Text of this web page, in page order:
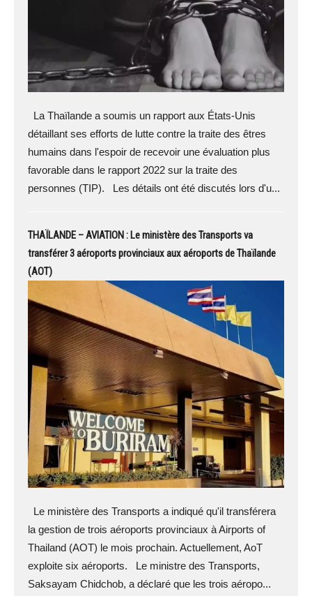
La Thaïlande a soumis un rapport aux États-Unis
détaillant ses efforts de lutte contre la traite des êtres
humains dans l'espoir de recevoir une évaluation plus
favorable dans le rapport 2022 sur la traite des
personnes (TIP). Les détails ont été discutés lors d'u...
THAÏLANDE – AVIATION : Le ministère des Transports va
transférer 3 aéroports provinciaux aux aéroports de Thaïlande
(AOT)
Le ministère des Transports a indiqué qu'il transférera
la gestion de trois aéroports provinciaux à Airports of
Thailand (AOT) le mois prochain. Actuellement, AoT
exploite six aéroports. Le ministre des Transports,
Saksayam Chidchob, a déclaré que les trois aéropo...